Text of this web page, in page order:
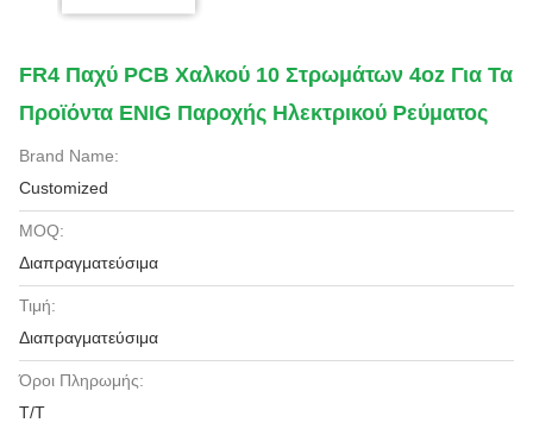
FR4 Παχύ PCB Χαλκού 10 Στρωμάτων 4oz Για Τα
Προϊόντα ENIG Παροχής Ηλεκτρικού Ρεύματος
Brand Name:
Customized
MOQ:
Διαπραγματεύσιμα
Τιμή:
Διαπραγματεύσιμα
Όροι Πληρωμής:
Τ/Τ